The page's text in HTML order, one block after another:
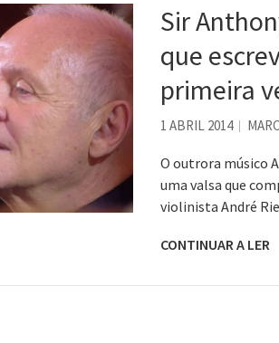
Os causos de Jorge Luis Borges
Voto obrigatório é correto?
Se queres salvar o mundo, o veganismo não
Sir
que
primeira
1 ABRIL 2014
O outrora músico
uma valsa que
violinista André
CONTINUAR A LER